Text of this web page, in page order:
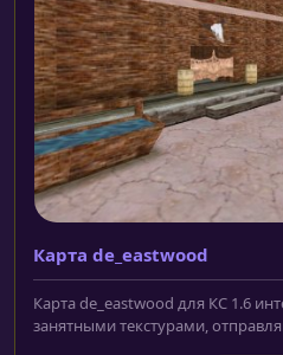
Карта de_eastwood
Карта de_eastwood для КС 1.6
занятными текстурами,